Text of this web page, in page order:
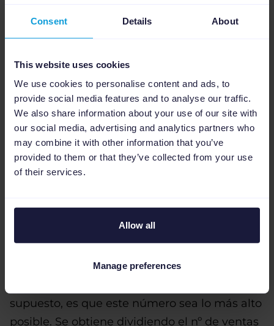
Consent Details About
This website uses cookies
We use cookies to personalise content and ads, to
provide social media features and to analyse our traffic.
We also share information about your use of our site with
our social media, advertising and analytics partners who
may combine it with other information that you’ve
provided to them or that they’ve collected from your use
of their services.
Allow all
Manage preferences
sinceros, es algo complicado, podemos
recurrir a herramientas o apps gratuitas que
nos ayuden con estas inversiones en
obtención de tráfico pagado.
conversión de ventas
rentabilidad de nuestro
supuesto, es que este número sea lo más alto
posible. Se obtiene dividiendo el nº de ventas